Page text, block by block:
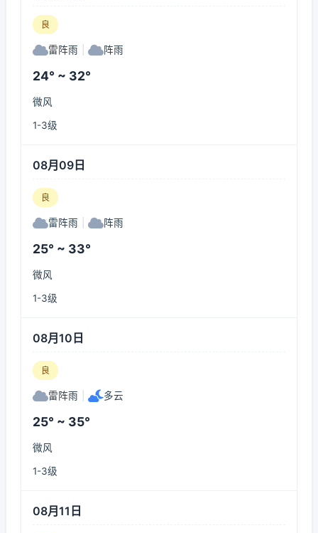
良
雷阵雨 阵雨
24° ~ 32°
微风
1-3级
08月09日
良
雷阵雨 阵雨
25° ~ 33°
微风
1-3级
08月10日
良
雷阵雨 多云
25° ~ 35°
微风
1-3级
08月11日